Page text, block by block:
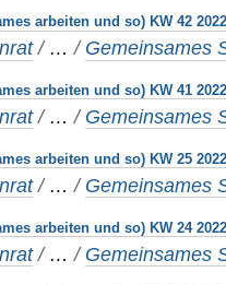
arbeiten und so) KW 42 2022
/ …/ Gemeinsames
arbeiten und so) KW 41 2022
/ …/ Gemeinsames
arbeiten und so) KW 25 2022
/ …/ Gemeinsames
arbeiten und so) KW 24 2022
/ …/ Gemeinsames